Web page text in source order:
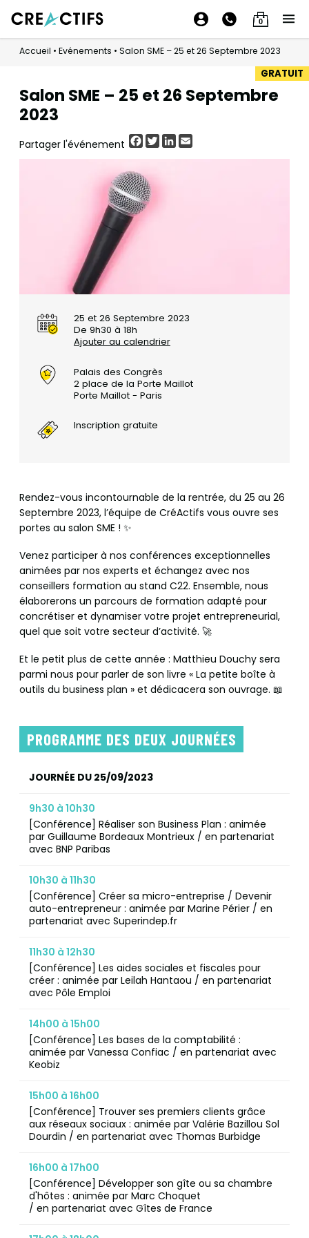
0
Accueil • Evénements • Salon SME – 25 et 26 Septembre 2023
Salon SME – 25 et 26 Septembre
2023
Partager l'événement Facebook
TwitterLinkedIn
GRATUIT
25 et 26 Septembre 2023
De 9h30 à 18h
Ajouter au calendrier
Palais des Congrès
2 place de la Porte Maillot
Porte Maillot - Paris
Inscription gratuite
Rendez-vous incontournable de la rentrée, du 25 au 26
Septembre 2023, l’équipe de CréActifs vous ouvre ses
portes au salon SME ! ✨
Venez participer à nos conférences exceptionnelles
animées par nos experts et échangez avec nos
conseillers formation au stand C22. Ensemble, nous
élaborerons un parcours de formation adapté pour
concrétiser et dynamiser votre projet entrepreneurial,
quel que soit votre secteur d’activité. 🚀
Et le petit plus de cette année : Matthieu Douchy sera
parmi nous pour parler de son livre « La petite boîte à
outils du business plan » et dédicacera son ouvrage. 📖
PROGRAMME DES DEUX JOURNÉES
JOURNÉE DU 25/09/2023
9h30 à 10h30
[Conférence] Réaliser son Business Plan : animée
par Guillaume Bordeaux Montrieux / en partenariat
avec BNP Paribas
10h30 à 11h30
[Conférence] Créer sa micro-entreprise / Devenir
auto-entrepreneur : animée par Marine Périer / en
partenariat avec Superindep.fr
11h30 à 12h30
[Conférence] Les aides sociales et fiscales pour
créer : animée par Leilah Hantaou / en partenariat
avec Pôle Emploi
14h00 à 15h00
[Conférence] Les bases de la comptabilité :
animée par Vanessa Confiac / en partenariat avec
Keobiz
15h00 à 16h00
[Conférence] Trouver ses premiers clients grâce
aux réseaux sociaux : animée par Valérie Bazillou Sol
Dourdin / en partenariat avec Thomas Burbidge
16h00 à 17h00
[Conférence] Développer son gîte ou sa chambre
d'hôtes : animée par Marc Choquet
/ en partenariat avec Gîtes de France